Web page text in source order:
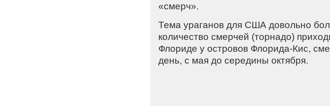
«смерч».
Тема ураганов для США довольно
количество смерчей (торнадо)
Флориде у островов Флорида-Кис,
день, с мая до середины октября.